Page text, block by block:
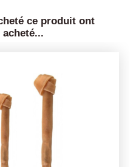
ce produit ont